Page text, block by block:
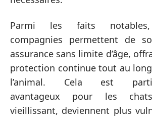
Parmi les faits notables,
compagnies permettent de
assurance sans limite d’âge,
protection continue tout au
l’animal. Cela est
avantageux pour les
vieillissant, deviennent plus